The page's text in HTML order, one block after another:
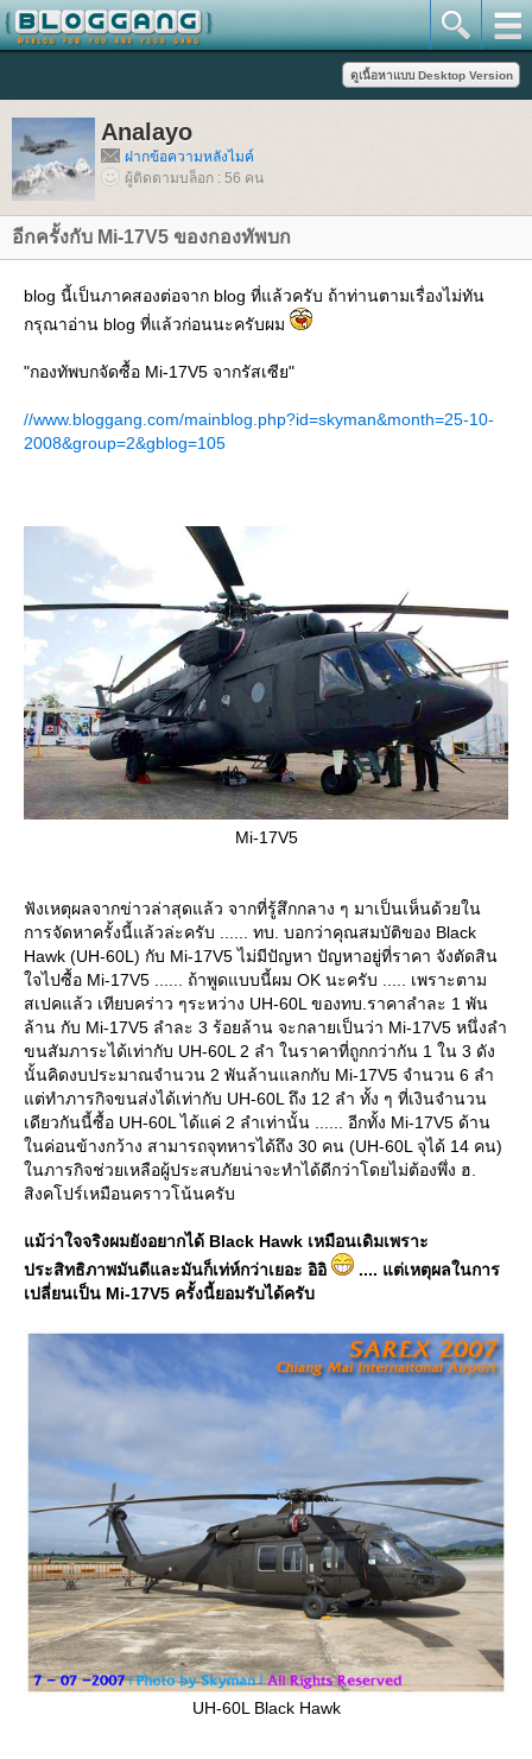
Analayo
ฝากข้อความหลังไมค์
ผู้ติดตามบล็อก : 56 คน
อีกครั้งกับ Mi-17V5 ของกองทัพบก
blog นี้เป็นภาคสองต่อจาก blog ที่แล้วครับ ถ้าท่านตามเรื่องไม่ทัน
กรุณาอ่าน blog ที่แล้วก่อนนะครับผม
"กองทัพบกจัดซื้อ Mi-17V5 จากรัสเซีย"
//www.bloggang.com/mainblog.php?id=skyman&month=25-10-
2008&group=2&gblog=105
Mi-17V5
ฟังเหตุผลจากข่าวล่าสุดแล้ว จากที่รู้สึกกลาง ๆ มาเป็นเห็นด้วยใน
การจัดหาครั้งนี้แล้วล่ะครับ ...... ทบ. บอกว่าคุณสมบัติของ Black
Hawk (UH-60L) กับ Mi-17V5 ไม่มีปัญหา ปัญหาอยู่ที่ราคา จังตัดสิน
จไปซื้อ Mi-17V5 ...... ถ้าพูดแบบนี้ผม OK นะครับ ..... เพราะตาม
สเปคแล้ว เทียบคร่าว ๆระหว่าง UH-60L ของทบ.ราคาลำละ 1 พัน
ล้าน กับ Mi-17V5 ลำละ 3 ร้อยล้าน จะกลายเป็นว่า Mi-17V5 หนึ่งลำ
ขนสัมภาระได้เท่ากับ UH-60L 2 ลำ ในราคาที่ถูกกว่ากัน 1 ใน 3 ดัง
นั้นคิดงบประมาณจำนวน 2 พันล้านแลกกับ Mi-17V5 จำนวน 6 ลำ
ต่ทำภารกิจขนส่งได้เท่ากับ UH-60L ถึง 12 ลำ ทั้ง ๆ ที่เงินจำนวน
เดียวกันนี้ซื้อ UH-60L ได้แค่ 2 ลำเท่านั้น ...... อีกทั้ง Mi-17V5 ด้าน
นค่อนข้างกว้าง สามารถจุทหารได้ถึง 30 คน (UH-60L จุได้ 14 คน)
นภารกิจช่วยเหลือผู้ประสบภัยน่าจะทำได้ดีกว่าโดยไม่ต้องพึ่ง ฮ.
สิงคโปร์เหมือนคราวโน้นครับ
ม้ว่าใจจริงผมยังอยากได้ Black Hawk เหมือนเดิมเพราะ
ประสิทธิภาพมันดีและมันก็เท่ห์กว่าเยอะ อิอิ
.... แต่เหตุผลในการ
เปลี่ยนเป็น Mi-17V5 ครั้งนี้ยอมรับได้ครับ
UH-60L Black Hawk